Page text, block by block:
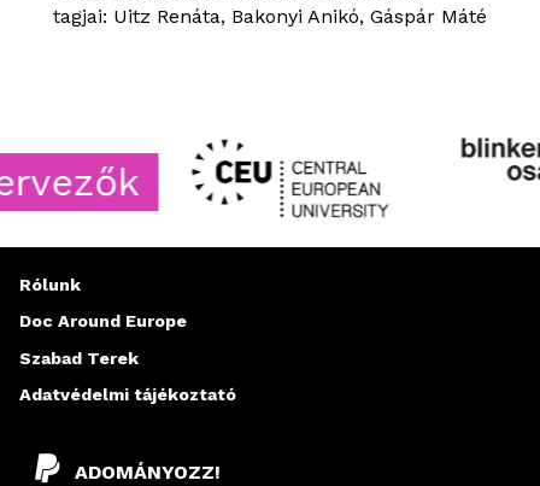
tagjai: Uitz Renáta, Bakonyi Anikó, Gáspár Máté
ADOMÁNYOZZ!
Rólunk
Doc Around Europe
Szabad Terek
Adatvédelmi tájékoztató